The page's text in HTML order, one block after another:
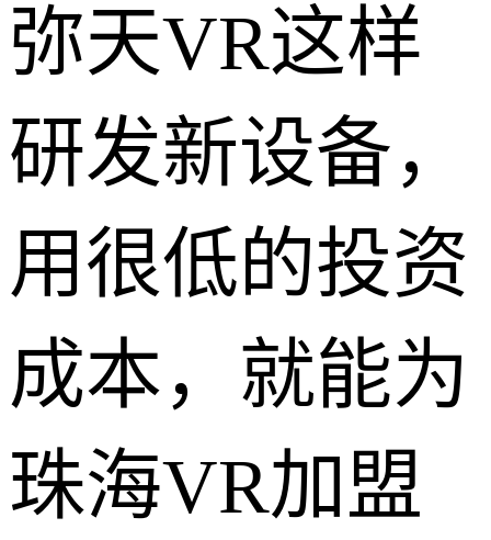
弥天VR这样
研发新设备，
用很低的投资
成本，就能为
珠海VR加盟